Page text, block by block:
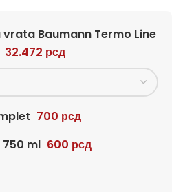
Baumann Termo Line
32.472 рсд
700 рсд
750 ml 600 рсд